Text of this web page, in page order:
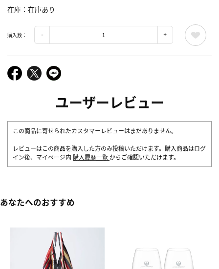
在庫 在庫あり
購入数：
ユーザーレビュー
この商品に寄せられたカスタマーレビューはまだありません。
レビューはこの商品を購入した方のみ投稿いただけます。購入商品はログ
イン後、マイページ内 購入履歴一覧 からご確認いただけます。
あなたへのおすすめ